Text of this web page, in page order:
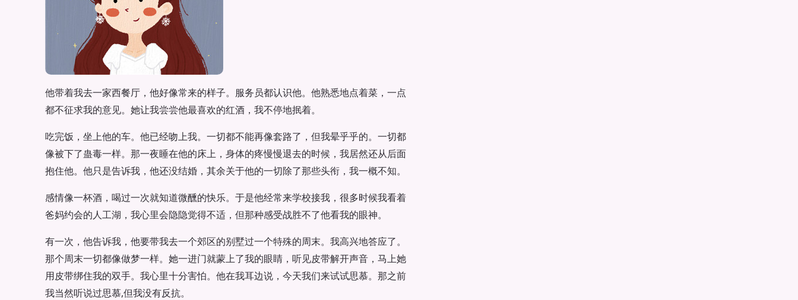
他带着我去一家西餐厅，他好像常来的样子。服务员都认识他。他熟悉地点着菜，一点
都不征求我的意见。她让我尝尝他最喜欢的红酒，我不停地抿着。
吃完饭，坐上他的车。他已经吻上我。一切都不能再像套路了，但我晕乎乎的。一切都
像被下了蛊毒一样。那一夜睡在他的床上，身体的疼慢慢退去的时候，我居然还从后面
抱住他。他只是告诉我，他还没结婚，其余关于他的一切除了那些头衔，我一概不知。
感情像一杯酒，喝过一次就知道微醺的快乐。于是他经常来学校接我，很多时候我看着
爸妈约会的人工湖，我心里会隐隐觉得不适，但那种感受战胜不了他看我的眼神。
有一次，他告诉我，他要带我去一个郊区的别墅过一个特殊的周末。我高兴地答应了。
那个周末一切都像做梦一样。她一进门就蒙上了我的眼睛，听见皮带解开声音，马上她
用皮带绑住我的双手。我心里十分害怕。他在我耳边说，今天我们来试试思慕。那之前
我当然听说过思慕,但我没有反抗。